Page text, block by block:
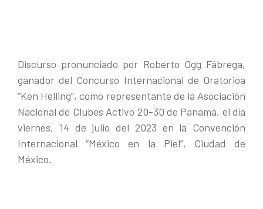
Discurso pronunciado por Roberto Ogg Fábrega,
ganador del Concurso Internacional de Oratorioa
“Ken Helling”, como representante de la Asociación
Nacional de Clubes Activo 20-30 de Panamá, el día
viernes, 14 de julio del 2023 en la Convención
Internacional “México en la Piel”, Ciudad de
México.